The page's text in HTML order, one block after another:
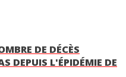
DE DÉCÈS
DEPUIS L'ÉPIDÉMIE DE